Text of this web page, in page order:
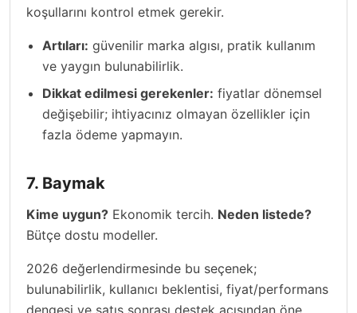
koşullarını kontrol etmek gerekir.
Artıları: güvenilir marka algısı, pratik kullanım
ve yaygın bulunabilirlik.
Dikkat edilmesi gerekenler: fiyatlar dönemsel
değişebilir; ihtiyacınız olmayan özellikler için
fazla ödeme yapmayın.
7. Baymak
Kime uygun? Ekonomik tercih. Neden listede?
Bütçe dostu modeller.
2026 değerlendirmesinde bu seçenek;
bulunabilirlik, kullanıcı beklentisi, fiyat/performans